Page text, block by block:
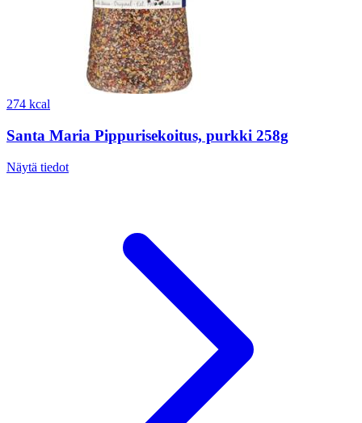
274 kcal
Santa Maria Pippurisekoitus, purkki 258g
Näytä tiedot